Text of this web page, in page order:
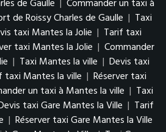
de Gaulle | Commander un taxi à
de Roissy Charles de Gaulle | Taxi
taxi Mantes la Jolie | Tarif taxi
taxi Mantes la Jolie | Commander
| Taxi Mantes la ville | Devis taxi
taxi Mantes la ville | Réserver taxi
un taxi à Mantes la ville | Taxi
taxi Gare Mantes la Ville | Tarif
| Réserver taxi Gare Mantes la Ville